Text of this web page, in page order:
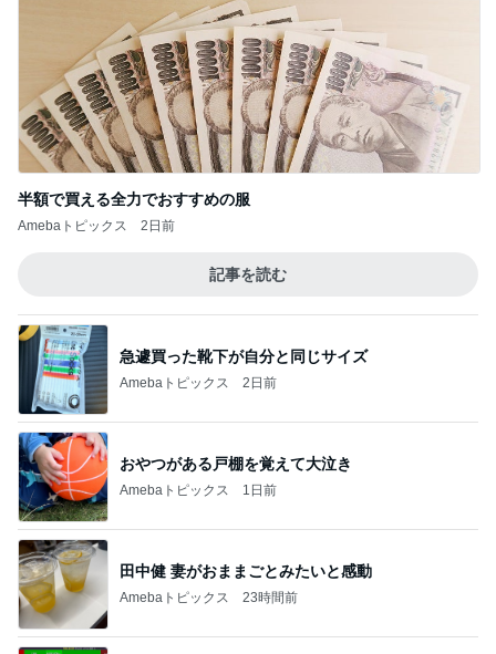
半額で買える全力でおすすめの服
Amebaトピックス 2日前
記事を読む
急遽買った靴下が自分と同じサイズ
Amebaトピックス 2日前
おやつがある戸棚を覚えて大泣き
Amebaトピックス 1日前
田中健 妻がおままごとみたいと感動
Amebaトピックス 23時間前